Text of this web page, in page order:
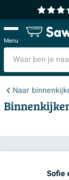
Menu
Naar
Sofie